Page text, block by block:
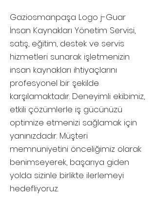
Gaziosmanpaşa Logo j-Guar
İnsan Kaynakları Yönetim Servisi,
satış, eğitim, destek ve servis
hizmetleri sunarak işletmenizin
insan kaynakları ihtiyaçlarını
profesyonel bir şekilde
karşılamaktadır. Deneyimli ekibimiz,
etkili çözümlerle iş gücünüzü
optimize etmenizi sağlamak için
yanınızdadır. Müşteri
memnuniyetini önceliğimiz olarak
benimseyerek, başarıya giden
yolda sizinle birlikte ilerlemeyi
hedefliyoruz.